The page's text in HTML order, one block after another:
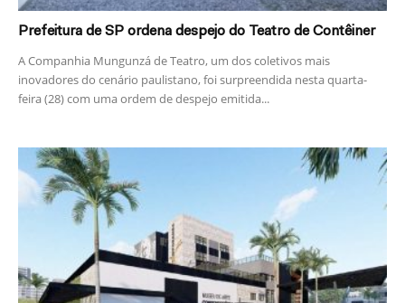
Prefeitura de SP ordena despejo do Teatro de Contêiner
A Companhia Mungunzá de Teatro, um dos coletivos mais
inovadores do cenário paulistano, foi surpreendida nesta quarta-
feira (28) com uma ordem de despejo emitida...